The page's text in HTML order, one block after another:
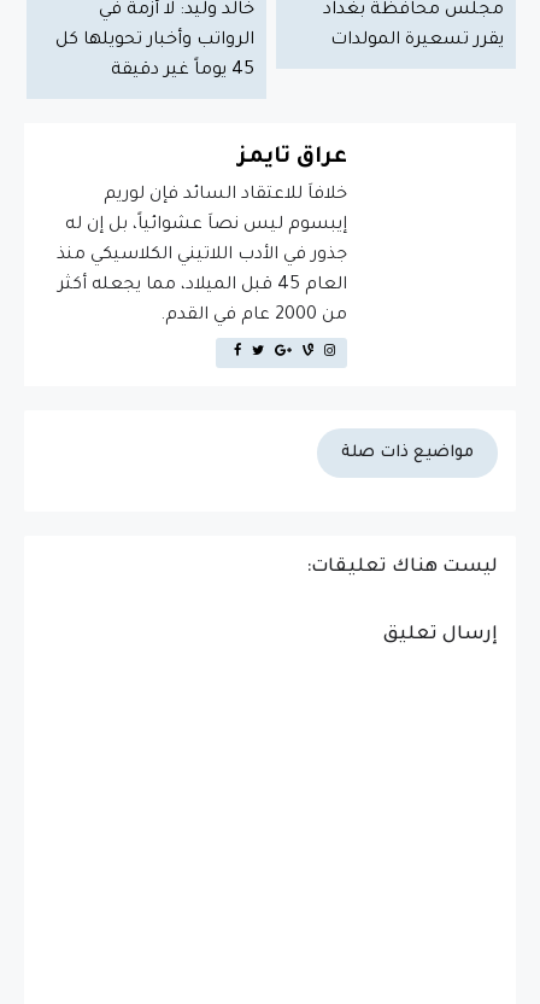
مجلس محافظة بغداد
يقرر تسعيرة المولدات
خالد وليد: لا أزمة في
الرواتب وأخبار تحويلها كل
45 يوماً غير دقيقة
عراق تايمز
خلافاَ للاعتقاد السائد فإن لوريم
إيبسوم ليس نصاَ عشوائياً، بل إن له
جذور في الأدب اللاتيني الكلاسيكي منذ
العام 45 قبل الميلاد، مما يجعله أكثر
من 2000 عام في القدم.
مواضيع ذات صلة
ليست هناك تعليقات:
إرسال تعليق